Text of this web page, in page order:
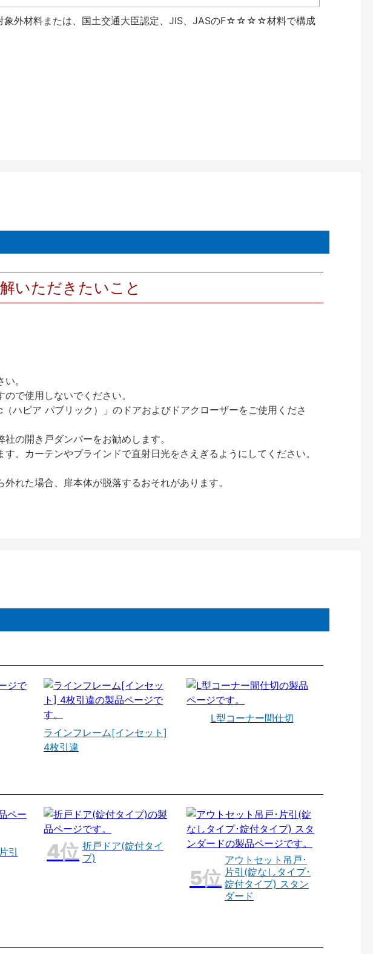
象外材料または、国土交通大臣認定、JIS、JASのF☆☆☆☆材料で構成
いただきたいこと
。
で使用しないでください。
ピア パブリック）」のドアおよびドアクローザーをご使用くださ
の開き戸ダンパーをお勧めします。
。カーテンやブラインドで直射日光をさえぎるようにしてください。
れた場合、扉本体が脱落するおそれがあります。
ラインフレーム[インセット]
4枚引違
L型コーナー間仕切
引
折戸ドア(錠付タイ
プ)
アウトセット吊戸･
片引(錠なしタイプ･
錠付タイプ) スタン
ダード